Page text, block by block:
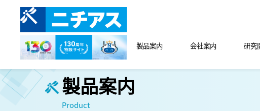
製品案内 会社案内 研究
製品案内
Product